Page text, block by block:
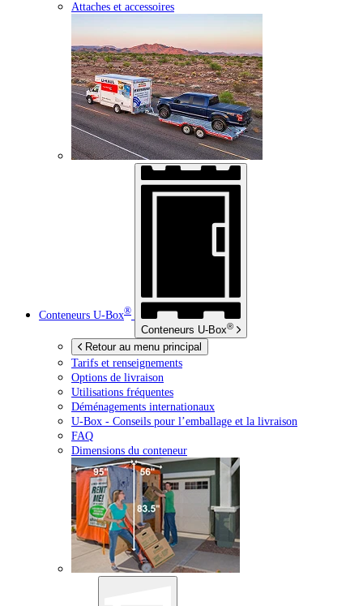
Attaches et accessoires
Conteneurs U-Box®
Conteneurs U-Box®
Retour au menu principal
Tarifs et renseignements
Options de livraison
Utilisations fréquentes
Déménagements internationaux
U-Box - Conseils pour l’emballage et la livraison
FAQ
Dimensions du conteneur